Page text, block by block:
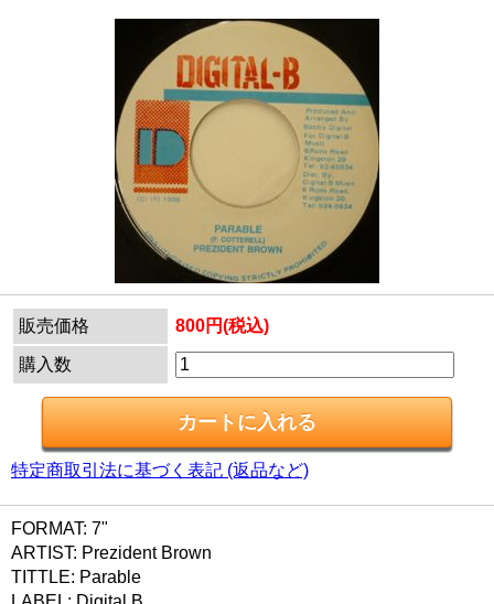
販売価格 800円(税込)
購入数
特定商取引法に基づく表記 (返品など)
FORMAT: 7"
ARTIST: Prezident Brown
TITTLE: Parable